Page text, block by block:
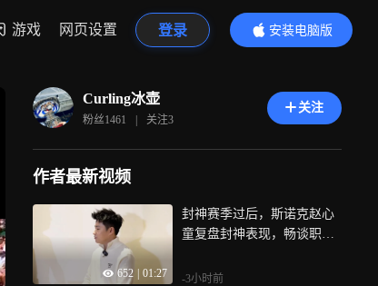
游戏 网页设置 登录
安装电脑版
内容更精彩
Curling冰壶
粉丝1461 | 关注3
关注
作者最新视频
652 01:27
封神赛季过后，斯诺克赵心
童复盘封神表现，畅谈职业
-3小时前